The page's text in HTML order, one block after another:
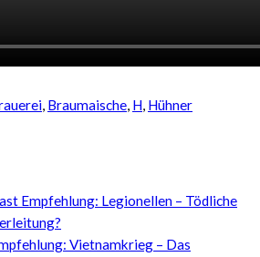
, Braumaische, H, Hühner
Empfehlung: Legionellen – Tödliche
Vietnamkrieg – Das